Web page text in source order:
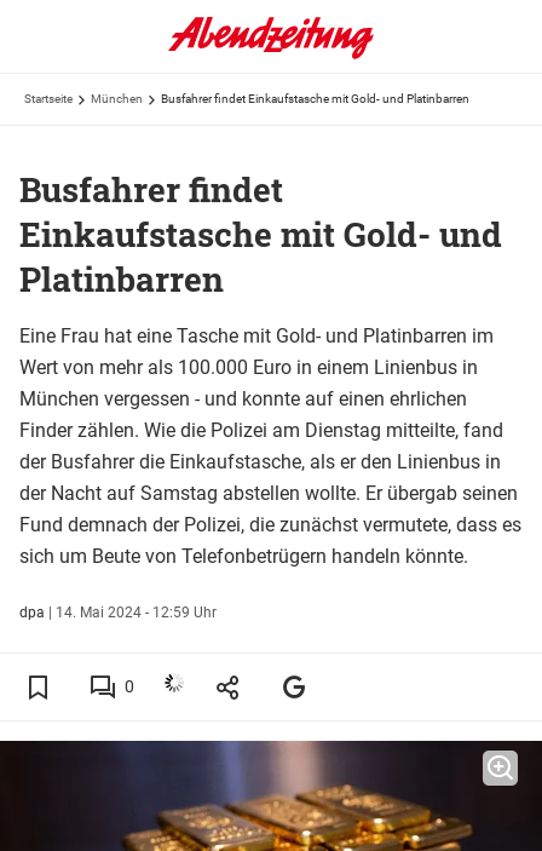
Startseite München Busfahrer findet Einkaufstasche mit Gold- und Platinbarren
Busfahrer findet
Einkaufstasche mit Gold- und
Platinbarren
Eine Frau hat eine Tasche mit Gold- und Platinbarren im
Wert von mehr als 100.000 Euro in einem Linienbus in
München vergessen - und konnte auf einen ehrlichen
Finder zählen. Wie die Polizei am Dienstag mitteilte, fand
der Busfahrer die Einkaufstasche, als er den Linienbus in
der Nacht auf Samstag abstellen wollte. Er übergab seinen
Fund demnach der Polizei, die zunächst vermutete, dass es
sich um Beute von Telefonbetrügern handeln könnte.
dpa | 14. Mai 2024 - 12:59 Uhr
0